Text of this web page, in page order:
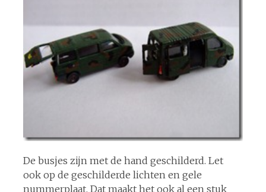
De busjes zijn met de hand geschilderd. Let
ook op de geschilderde lichten en gele
nummerplaat. Dat maakt het ook al een stuk